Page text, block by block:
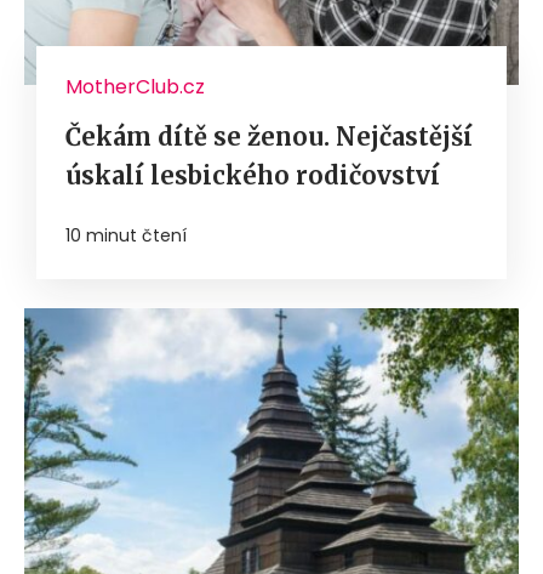
MotherClub.cz
Čekám dítě se ženou. Nejčastější
úskalí lesbického rodičovství
10 minut čtení